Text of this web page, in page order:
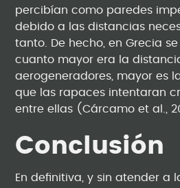
percibían como paredes
debido a las distancias
tanto. De hecho, en Grecia
cuanto mayor era la
aerogeneradores, mayor es
que las rapaces intentaran
entre ellas (Cárcamo et al.,
Conclusión
En definitiva, y sin atender a